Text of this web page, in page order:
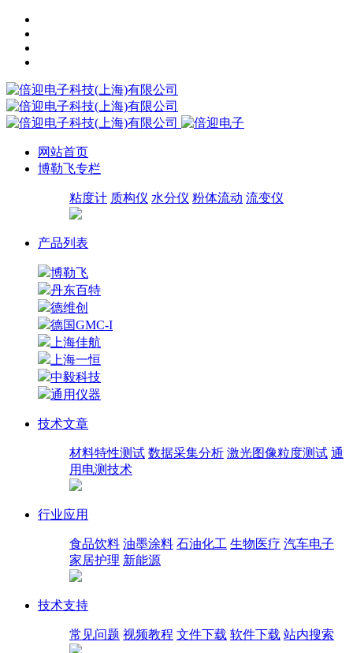
网站首页
博勒飞专栏
粘度计 质构仪 水分仪 粉体流动 流变仪
产品列表
博勒飞
丹东百特
德维创
德国GMC-I
上海佳航
上海一恒
中毅科技
通用仪器
技术文章
材料特性测试 数据采集分析 激光图像粒度测试 通
用电测技术
行业应用
食品饮料 油墨涂料 石油化工 生物医疗 汽车电子
家居护理 新能源
技术支持
常见问题 视频教程 文件下载 软件下载 站内搜索